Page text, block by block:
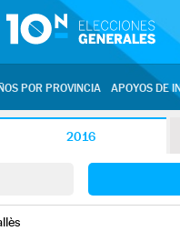
POR PROVINCIA APOYOS DE
2016